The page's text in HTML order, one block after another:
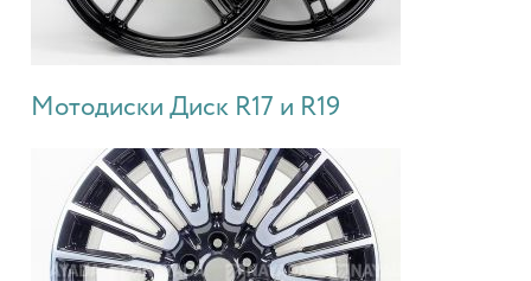
Мотодиски Диск R17 и R19